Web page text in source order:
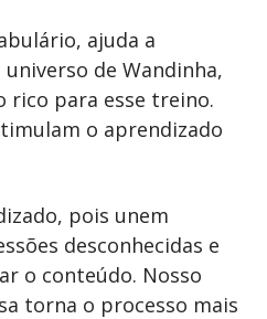
ajuda a
de Wandinha,
rico para esse treino.
o aprendizado
pois unem
desconhecidas e
o conteúdo. Nosso
torna o processo mais